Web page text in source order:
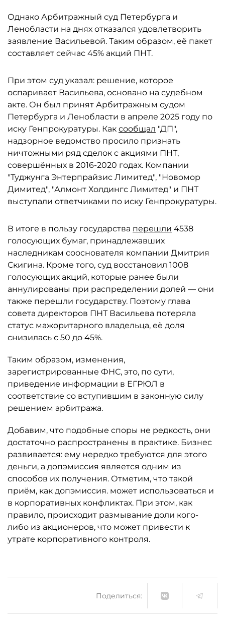
Однако Арбитражный суд Петербурга и
Ленобласти на днях отказался удовлетворить
заявление Васильевой. Таким образом, её пакет
составляет сейчас 45% акций ПНТ.
При этом суд указал: решение, которое
оспаривает Васильева, основано на судебном
акте. Он был принят Арбитражным судом
Петербурга и Ленобласти в апреле 2025 году по
иску Генпрокуратуры. Как сообщал "ДП",
надзорное ведомство просило признать
ничтожными ряд сделок с акциями ПНТ,
совершённых в 2016-2020 годах. Компании
"Туджунга Энтерпрайзис Лимитед", "Новомор
Димитед", "Алмонт Холдингс Лимитед" и ПНТ
выступали ответчиками по иску Генпрокуратуры.
В итоге в пользу государства перешли 4538
голосующих бумаг, принадлежавших
наследникам сооснователя компании Дмитрия
Скигина. Кроме того, суд восстановил 1008
голосующих акций, которые ранее были
аннулированы при распределении долей — они
также перешли государству. Поэтому глава
совета директоров ПНТ Васильева потеряла
статус мажоритарного владельца, её доля
снизилась с 50 до 45%.
Таким образом, изменения,
зарегистрированные ФНС, это, по сути,
приведение информации в ЕГРЮЛ в
соответствие со вступившим в законную силу
решением арбитража.
Добавим, что подобные споры не редкость, они
достаточно распространены в практике. Бизнес
развивается: ему нередко требуются для этого
деньги, а допэмиссия является одним из
способов их получения. Отметим, что такой
приём, как допэмиссия. может использоваться и
в корпоративных конфликтах. При этом, как
правило, происходит размывание доли кого-
либо из акционеров, что может привести к
утрате корпоративного контроля.
Поделиться: